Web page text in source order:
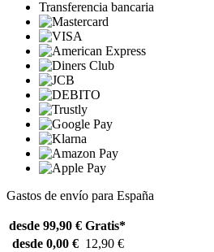
Transferencia bancaria
Gastos de envío para España
desde 99,90 € Gratis*
desde 0,00 € 12,90 €